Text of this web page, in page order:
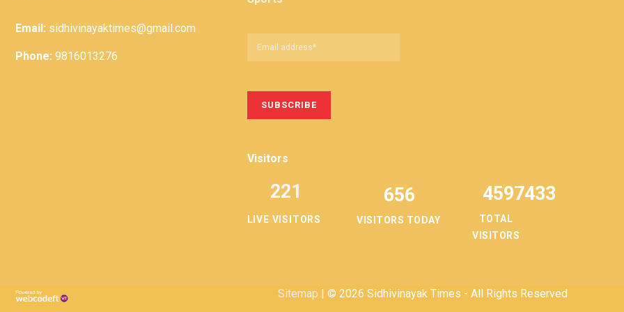
Email: sidhivinayaktimes@gmail.com
Phone: 9816013276
Visitors
LIVE VISITORS
221 656
VISITORS TODAY
4597433
TOTAL
VISITORS
Sitemap | © 2026 Sidhivinayak Times - All Rights Reserved
Term &